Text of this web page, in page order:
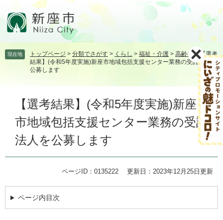
頭飛 現在地 トップページ > 分類でさがす > くらし > 福祉・介護 > 高齢者>【選考
結果】(令和5年度実施)新座市地域包括支援センター業務の受託法人を
公募します
【選考結果】(令和5年度実施)新座
市地域包括支援センター業務の受託
法人を公募します
ページID：0135222 更新日：2023年12月25日更新
ページ内目次